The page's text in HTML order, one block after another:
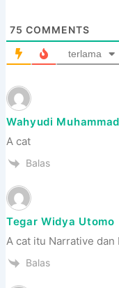
75 COMMENTS
terlama
Wahyudi Muhammad
A cat
Balas
Tegar Widya Utomo
A cat itu Narrative
Balas